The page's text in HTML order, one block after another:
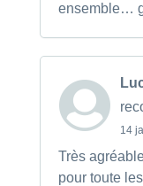
ensemble…
14
Très
pour toute